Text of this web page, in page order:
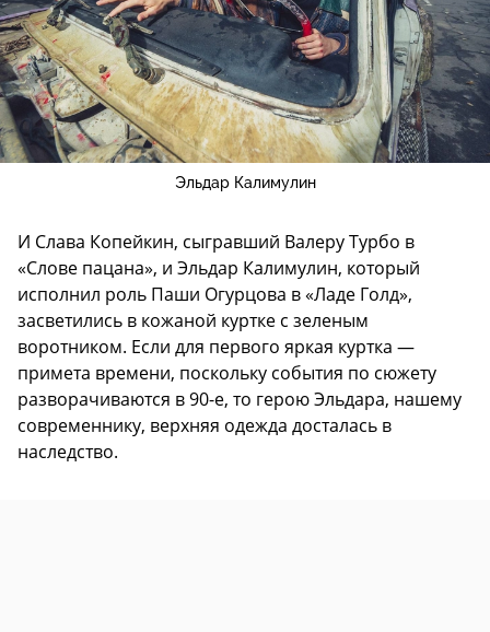
Эльдар Калимулин
И Слава Копейкин, сыгравший Валеру Турбо в
«Слове пацана», и Эльдар Калимулин, который
исполнил роль Паши Огурцова в «Ладе Голд»,
засветились в кожаной куртке с зеленым
воротником. Если для первого яркая куртка —
примета времени, поскольку события по сюжету
разворачиваются в 90-е, то герою Эльдара, нашему
современнику, верхняя одежда досталась в
наследство.